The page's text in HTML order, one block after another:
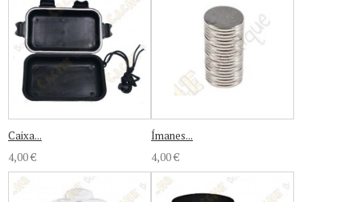
Caixa...
4,00 €
Ímanes...
4,00 €